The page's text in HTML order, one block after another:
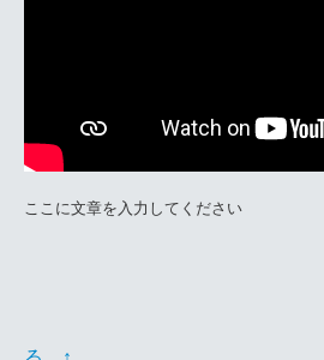
ここに文章を入力してください